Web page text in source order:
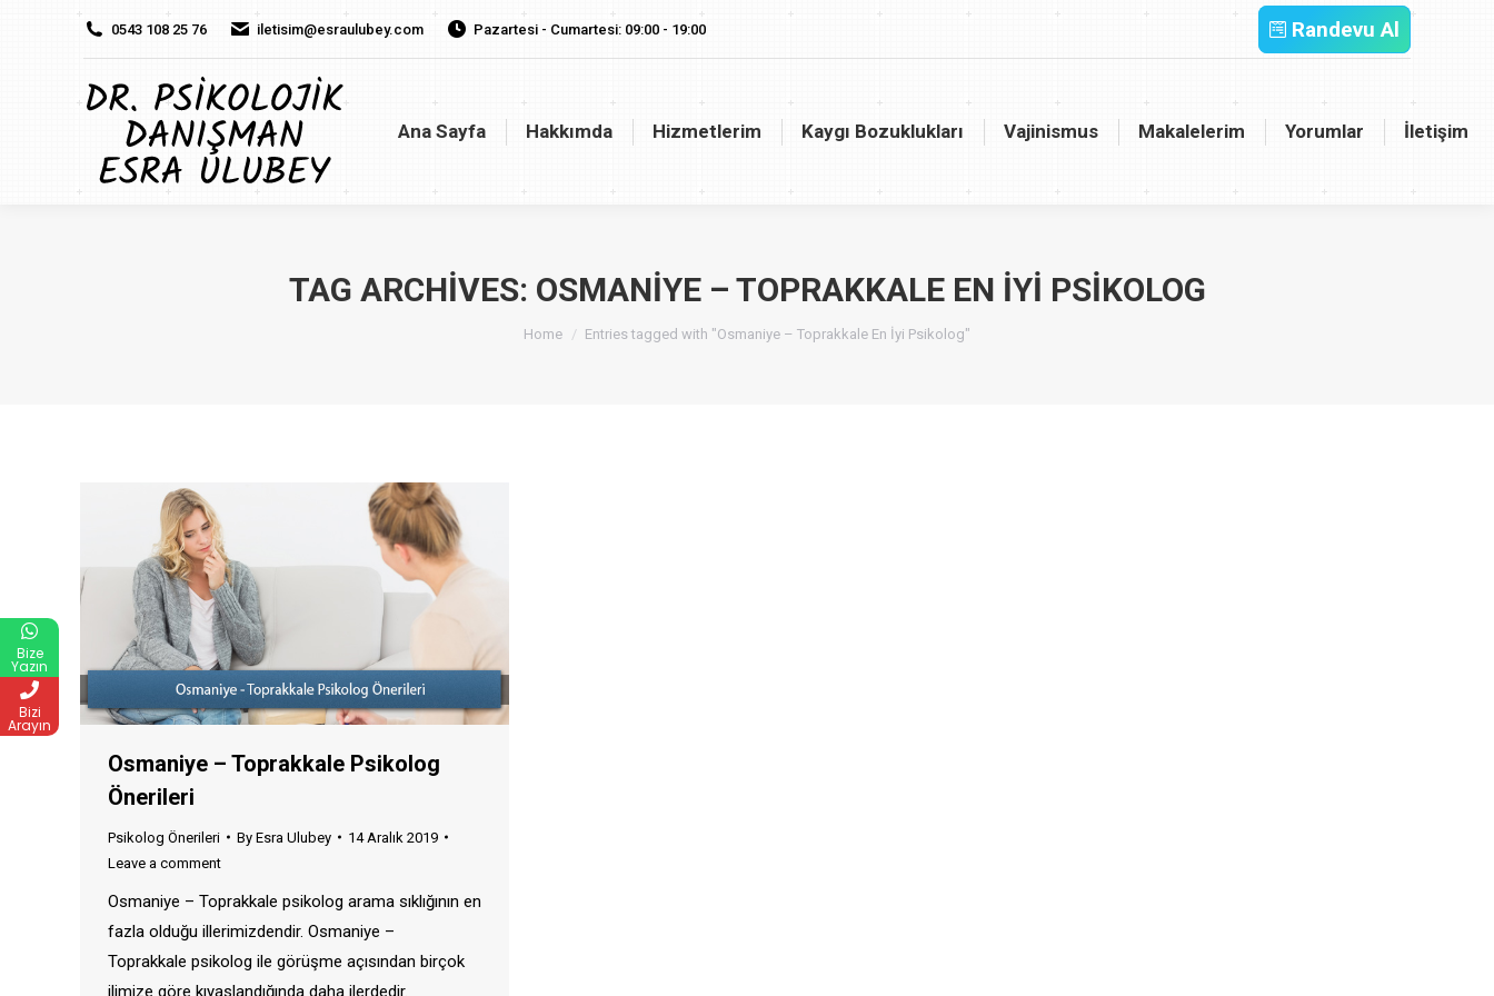
0543 108 25 76 iletisim@esraulubey.com Pazartesi - Cumartesi: 09:00 - 19:00 Randevu Al
Ana Sayfa Hakkımda Hizmetlerim Kaygı Bozuklukları Vajinismus Makalelerim Yorumlar İletişim
TAG ARCHIVES: OSMANIYE – TOPRAKKALE EN İYI PSIKOLOG
You are here:
Home Entries tagged with "Osmaniye – Toprakkale En İyi Psikolog"
Osmaniye – Toprakkale Psikolog
Önerileri
Psikolog Önerileri By Esra Ulubey
14 Aralık 2019
Leave a comment
Osmaniye – Toprakkale psikolog arama sıklığının en
fazla olduğu illerimizdendir. Osmaniye –
Toprakkale psikolog ile görüşme açısından birçok
ilimize göre kıyaslandığında daha ilerdedir.
Bize
Yazın
Bizi
Arayın
Ana Sayfa Yorumlar İletişim